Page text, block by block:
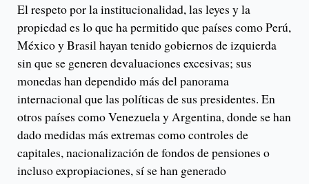
El respeto por la institucionalidad, las leyes y la
propiedad es lo que ha permitido que países como Perú,
México y Brasil hayan tenido gobiernos de izquierda
sin que se generen devaluaciones excesivas; sus
monedas han dependido más del panorama
internacional que las políticas de sus presidentes. En
otros países como Venezuela y Argentina, donde se han
dado medidas más extremas como controles de
capitales, nacionalización de fondos de pensiones o
incluso expropiaciones, sí se han generado